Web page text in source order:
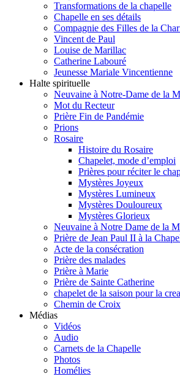
Transformations de la chapelle
Chapelle en ses détails
Compagnie des Filles de la
Vincent de Paul
Louise de Marillac
Catherine Labouré
Jeunesse Mariale Vincentienne
Halte spirituelle
Neuvaine à Notre-Dame de la
Mot du Recteur
Prière Fin de Pandémie
Prions
Rosaire
Histoire du Rosaire
Chapelet, mode d’emploi
Prières pour réciter le
Mystères Joyeux
Mystères Lumineux
Mystères Douloureux
Mystères Glorieux
Neuvaine à Notre Dame de la
Prière de Jean Paul II à la
Acte de la consécration
Prière des malades
Prière à Marie
Prière de Sainte Catherine
chapelet de la saison pour la
Chemin de Croix
Médias
Vidéos
Audio
Carnets de la Chapelle
Photos
Homélies